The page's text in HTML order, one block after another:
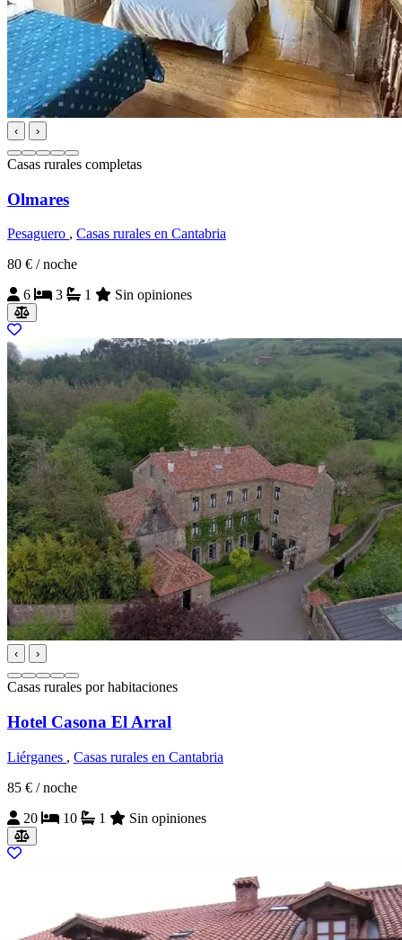
‹ ›
Casas rurales completas
Olmares
Pesaguero , Casas rurales en Cantabria
80 € / noche
6
3 1 Sin opiniones
‹ ›
Casas rurales por habitaciones
Hotel Casona El Arral
Liérganes , Casas rurales en Cantabria
85 € / noche
20
10 1 Sin opiniones